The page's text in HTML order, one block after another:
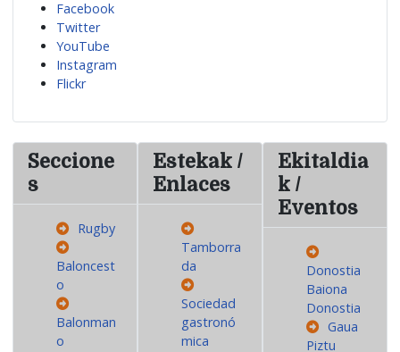
Facebook
Twitter
YouTube
Instagram
Flickr
Seccione
s
Rugby
Baloncest
o
Balonman
o
Estekak /
Enlaces
Tamborra
da
Sociedad
gastronó
mica
Ekitaldia
k /
Eventos
Donostia
Baiona
Donostia
Gaua
Piztu